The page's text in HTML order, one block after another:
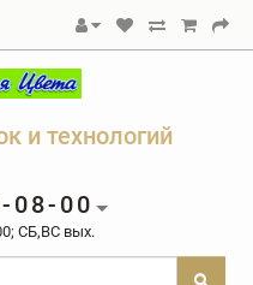
и технологий
08-00
СБ,ВС вых.